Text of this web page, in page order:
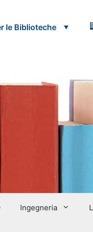
le Biblioteche
Ingegneria